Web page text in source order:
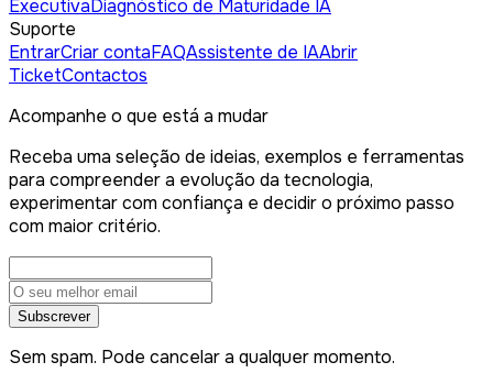
ExecutivaDiagnóstico de Maturidade IA
Suporte
EntrarCriar contaFAQAssistente de IAAbrir
TicketContactos
Acompanhe o que está a mudar
Receba uma seleção de ideias, exemplos e ferramentas
para compreender a evolução da tecnologia,
experimentar com confiança e decidir o próximo passo
com maior critério.
Subscrever
Sem spam. Pode cancelar a qualquer momento.